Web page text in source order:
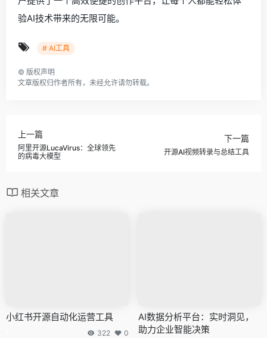
验AI技术带来的无限可能。
# AI工具
© 版权声明
文章版权归作者所有，未经允许请勿转载。
上一篇
阿里开源LucaVirus：全球领先
的病毒大模型
下一篇
开源AI视频转录与总结工具
相关文章
小红书开源自动化运营工具
322 0
AI数据分析平台：实时洞见，
助力企业智能决策